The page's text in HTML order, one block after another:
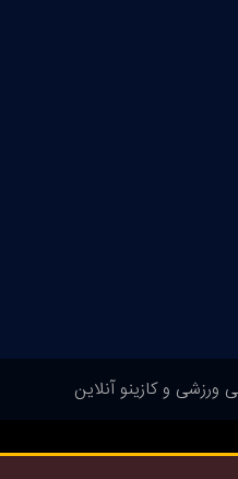
ورزشی و کازینو آنلاین